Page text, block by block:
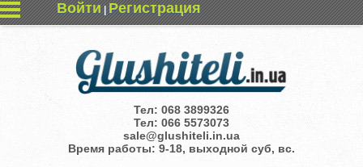
Войти|Регистрация
Тел: 068 3899326
Тел: 066 5573073
sale@glushiteli.in.ua
Время работы: 9-18, выходной суб, вс.